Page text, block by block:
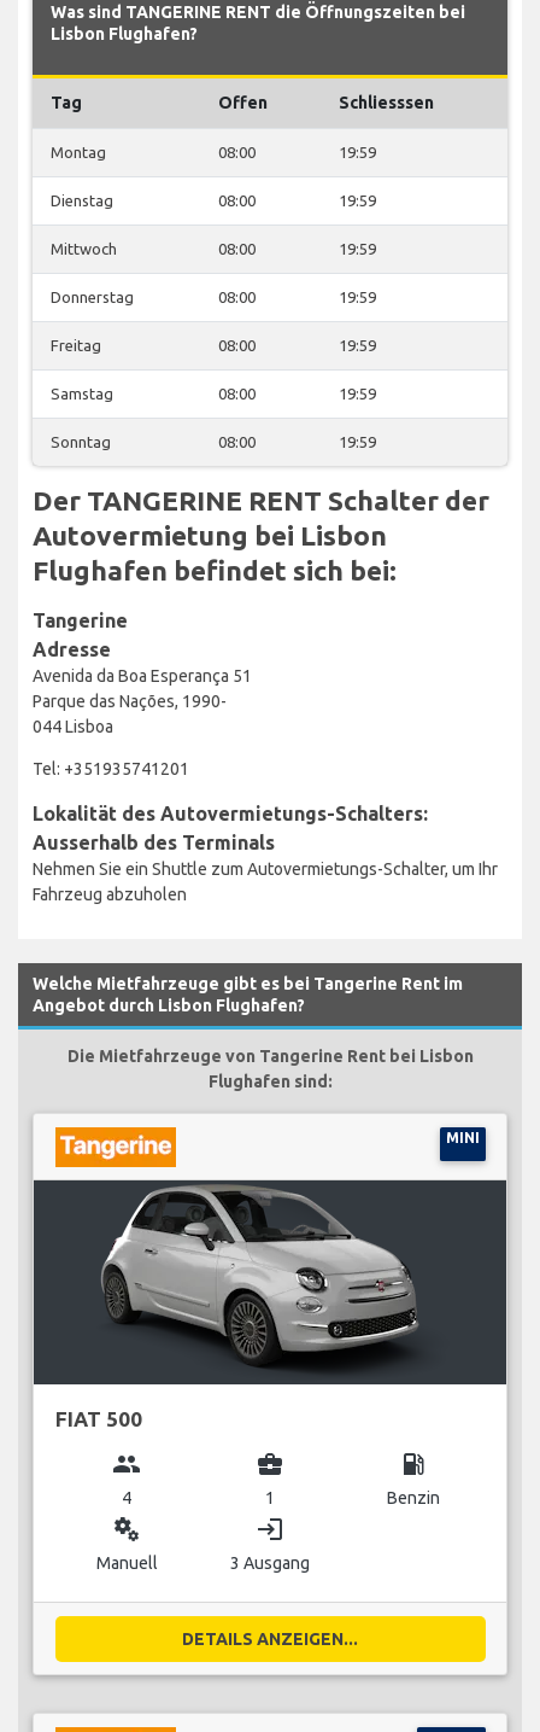
Was sind TANGERINE RENT die Öffnungszeiten bei
Lisbon Flughafen?
Tag Offen Schliesssen
Montag 08:00 19:59
Dienstag 08:00 19:59
Mittwoch 08:00 19:59
Donnerstag 08:00 19:59
Freitag 08:00 19:59
Samstag 08:00 19:59
Sonntag 08:00 19:59
Der TANGERINE RENT Schalter der
Autovermietung bei Lisbon
Flughafen befindet sich bei:
Tangerine
Adresse
Avenida da Boa Esperança 51
Parque das Nações, 1990-
044 Lisboa
Tel: +351935741201
Lokalität des Autovermietungs-Schalters:
Ausserhalb des Terminals
Nehmen Sie ein Shuttle zum Autovermietungs-Schalter, um Ihr
Fahrzeug abzuholen
Welche Mietfahrzeuge gibt es bei Tangerine Rent im
Angebot durch Lisbon Flughafen?
Die Mietfahrzeuge von Tangerine Rent bei Lisbon
Flughafen sind:
MINI
FIAT 500
group
4
business_center
1
local_gas_station
Benzin
miscellaneous_services
Manuell
login
3 Ausgang
DETAILS ANZEIGEN...